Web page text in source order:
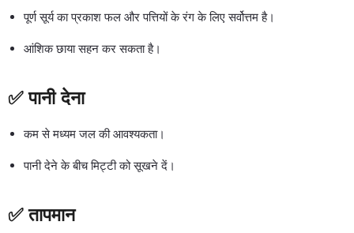
पूर्ण सूर्य का प्रकाश फल और पत्तियों के रंग के लिए सर्वोत्तम है।
आंशिक छाया सहन कर सकता है।
✅ पानी देना
कम से मध्यम जल की आवश्यकता।
पानी देने के बीच मिट्टी को सूखने दें।
✅ तापमान